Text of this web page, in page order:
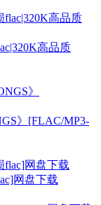
高品质
》[FLAC/MP3-
网盘下载